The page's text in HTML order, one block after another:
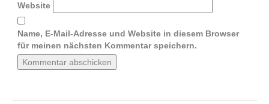
Website
Name, E-Mail-Adresse und Website in diesem Browser
für meinen nächsten Kommentar speichern.